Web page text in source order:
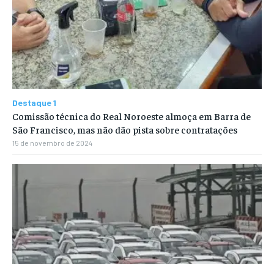
Destaque 1
Comissão técnica do Real Noroeste almoça em Barra de
São Francisco, mas não dão pista sobre contratações
15 de novembro de 2024